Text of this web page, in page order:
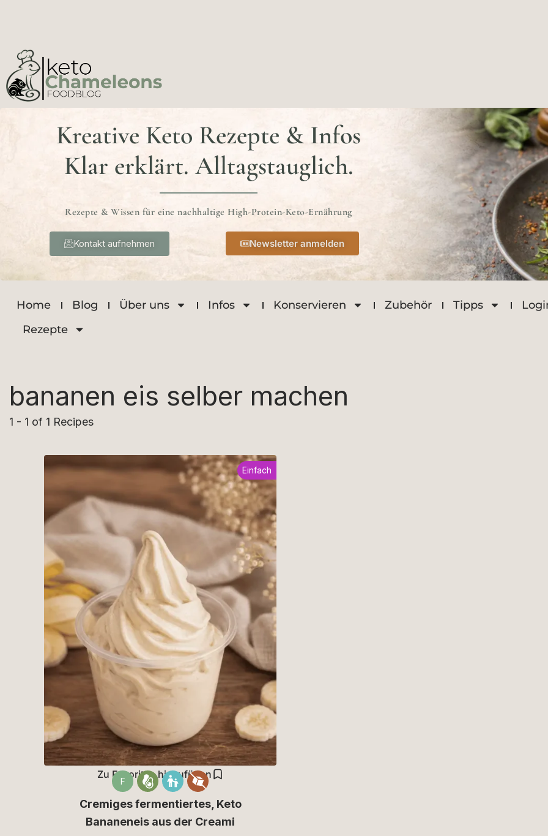
Kreative Keto Rezepte & Infos
Klar erklärt. Alltagstauglich.
Rezepte & Wissen für eine nachhaltige High-Protein-Keto-Ernährung
Kontakt aufnehmen Newsletter anmelden
Home Blog Über uns Infos Konservieren Zubehör Tipps
Rezepte
bananen eis selber machen
1 - 1 of 1 Recipes
Zu Favoriten hinzufügen
Einfach
F
Cremiges fermentiertes, Keto
Bananeneis aus der Creami